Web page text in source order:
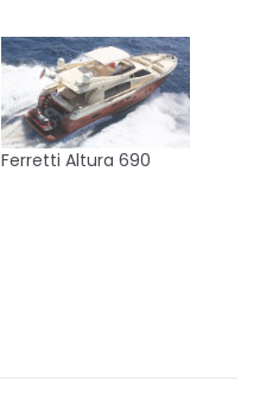
Ferretti Altura 690